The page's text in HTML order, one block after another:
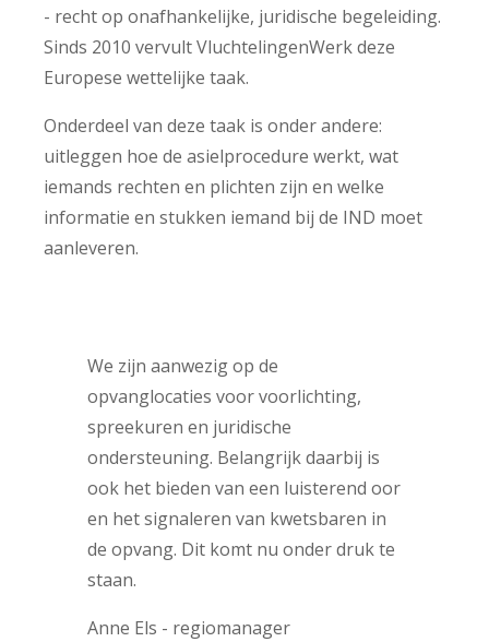
- recht op onafhankelijke, juridische begeleiding.
Sinds 2010 vervult VluchtelingenWerk deze
Europese wettelijke taak.
Onderdeel van deze taak is onder andere:
uitleggen hoe de asielprocedure werkt, wat
iemands rechten en plichten zijn en welke
informatie en stukken iemand bij de IND moet
aanleveren.
We zijn aanwezig op de
opvanglocaties voor voorlichting,
spreekuren en juridische
ondersteuning. Belangrijk daarbij is
ook het bieden van een luisterend oor
en het signaleren van kwetsbaren in
de opvang. Dit komt nu onder druk te
staan.
Anne Els - regiomanager